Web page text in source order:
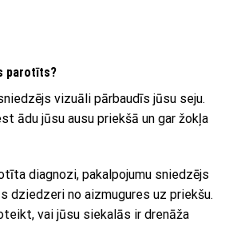
parotīts?
vizuāli pārbaudīs jūsu seju.
ādu jūsu ausu priekšā un gar žokļa
diagnozi, pakalpojumu sniedzējs
dziedzeri no aizmugures uz priekšu.
vai jūsu siekalās ir drenāža